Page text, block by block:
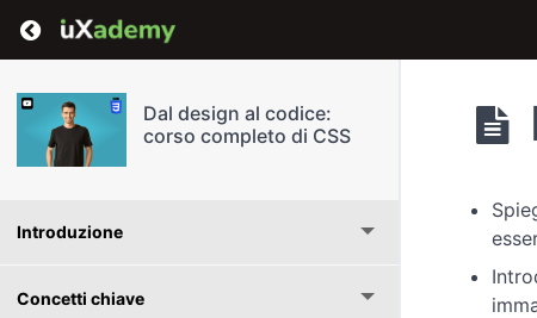
Return to course: Dal design al codice: corso
Dal design al codice:
corso completo di CSS
Introduzione
Concetti chiave